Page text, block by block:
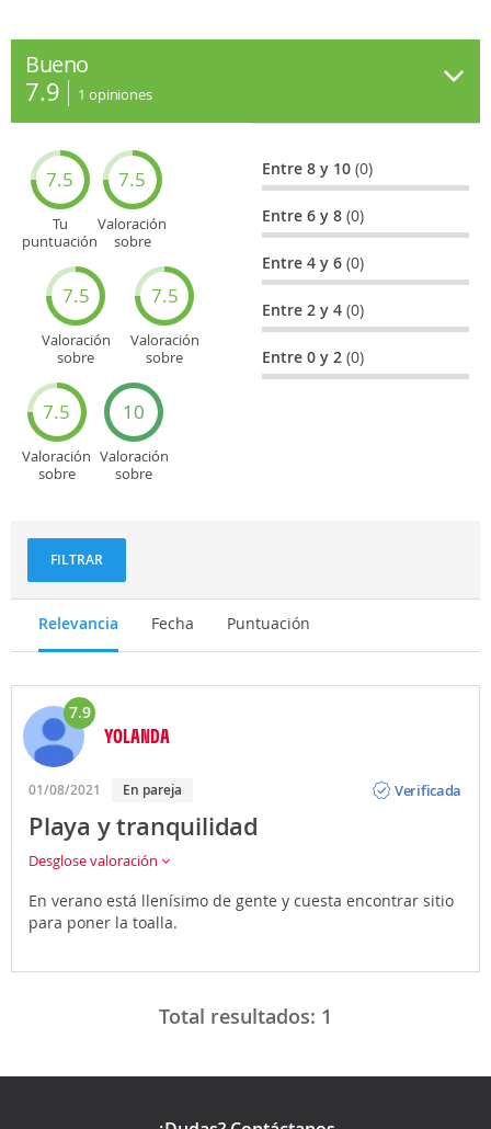
Bueno
7.9 1 opiniones
7.5
Tu
puntuación
7.5
Valoración
sobre
7.5
Valoración
sobre
7.5
Valoración
sobre
turísticos
7.5
Valoración
sobre
10
Valoración
sobre
Entre 8 y 10(0)
Entre 6 y 8(0)
Entre 4 y 6(0)
Entre 2 y 4(0)
Entre 0 y 2(0)
FILTRAR
Relevancia Fecha Puntuación
7.9
YOLANDA
01/08/2021 En pareja
Verificada
Playa y tranquilidad
Desglose valoración
En verano está llenísimo de gente y cuesta encontrar sitio
para poner la toalla.
Total resultados: 1